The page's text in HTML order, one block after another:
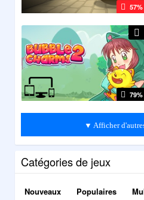
57%
79%
▼ Afficher
Catégories de jeux
Nouveaux Populaires